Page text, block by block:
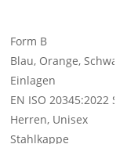
Form B
Blau, Orange, Schwarz
Einlagen
EN ISO 20345:2022
Herren, Unisex
Stahlkappe